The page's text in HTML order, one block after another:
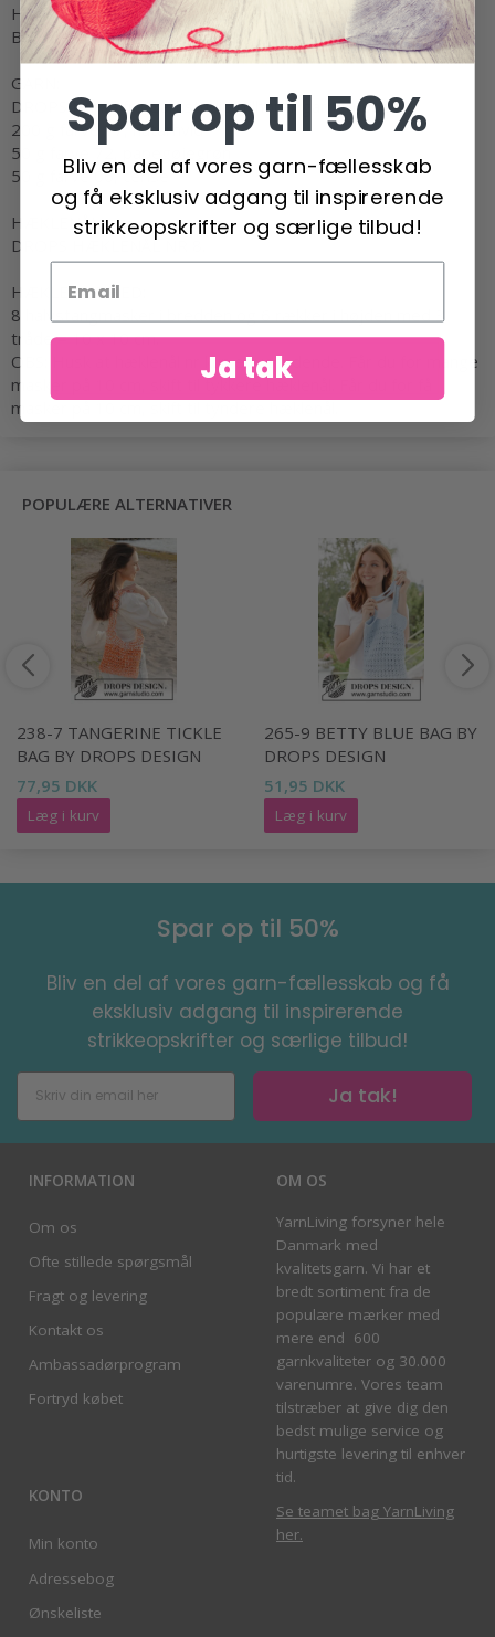
Højde (med hank): ca 30 cm.
Bredde: ca 30 cm.
GARN:
DROPS PARIS fra Garnstudio (tilhører garngruppe C)
200 g farve 17, naturhvid
50 g farve 72, papegøjegrøn
50 g farve 06, cerise
HÆKLENÅL:
DROPS HÆKLENÅL NR 8.
HÆKLEFASTHED:
8 halvstangmasker i bredden og 6 rækker i højden med 3
tråde = 10 x 10 cm.
OBS: Husk at hæklenål nr kun er vejledende. Får du for mange
masker på 10 cm, skift til tykkere hæklenål. Får du for få
masker på 10 cm, skift til tyndere hæklenål.
POPULÆRE ALTERNATIVER
238-7 TANGERINE TICKLE
BAG BY DROPS DESIGN
77,95 DKK
Læg i kurv
265-9 BETTY BLUE BAG BY
DROPS DESIGN
51,95 DKK
Læg i kurv
Spar op til 50%
Bliv en del af vores garn-fællesskab og få
eksklusiv adgang til inspirerende
strikkeopskrifter og særlige tilbud!
Ja tak!
INFORMATION
Om os
Ofte stillede spørgsmål
Fragt og levering
Kontakt os
Ambassadørprogram
Fortryd købet
KONTO
Min konto
Adressebog
Ønskeliste
OM OS
YarnLiving forsyner hele
Danmark med
kvalitetsgarn. Vi har et
bredt sortiment fra de
populære mærker med
mere end 600
garnkvaliteter og 30.000
varenumre. Vores team
tilstræber at give dig den
bedst mulige service og
hurtigste levering til enhver
tid.
Se teamet bag YarnLiving
her.
Spar op til 50%
Bliv en del af vores garn-fællesskab
og få eksklusiv adgang til inspirerende
strikkeopskrifter og særlige tilbud!
Ja tak